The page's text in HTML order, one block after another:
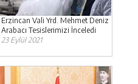
Erzincan Vali Yrd. Mehmet Deniz
Arabacı Tesislerimizi İnceledi
23 Eylül 2021